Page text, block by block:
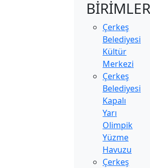
Çerkeş
Belediyesi
Kültür
Merkezi
Çerkeş
Belediyesi
Kapalı
Yarı
Olimpik
Yüzme
Havuzu
Çerkeş